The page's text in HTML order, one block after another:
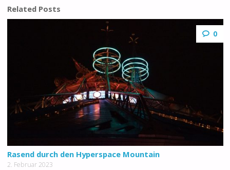
Related Posts
0
Rasend durch den Hyperspace Mountain
2. Februar 2023